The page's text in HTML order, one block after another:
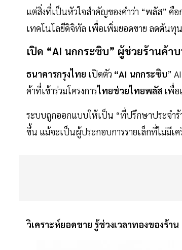
แต่สิ่งที่เป็นหัวใจสำคัญของคำว่า “พลัส” คือ
เทคโนโลยีดิจิทัล เพื่อเพิ่มยอดขาย ลดต้นทุน
เปิด “AI นกกระซิบ” ผู้ช่วยร้านค้า
ธนาคารกรุงไทย เปิดตัว “AI นกกระซิบ”
ค้าที่เข้าร่วมโครงการไทยช่วยไทยพลัส เพื่อ
ระบบถูกออกแบบให้เป็น “ที่ปรึกษาประจำร้
ขึ้น แม้จะเป็นผู้ประกอบการรายเล็กที่ไม่มีเ
วิเคราะห์ยอดขาย รู้ช่วงเวลาทองของร้าน